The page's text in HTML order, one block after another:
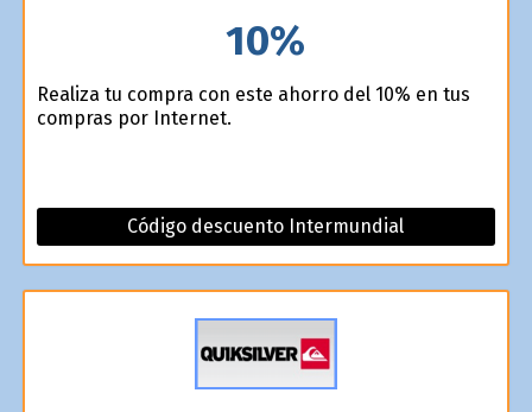
10%
Realiza tu compra con este ahorro del 10% en tus
compras por Internet.
Código descuento Intermundial